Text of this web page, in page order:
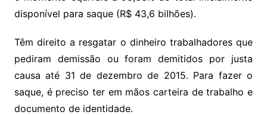
disponível para saque (R$ 43,6 bilhões).
Têm direito a resgatar o dinheiro trabalhadores que
pediram demissão ou foram demitidos por justa
causa até 31 de dezembro de 2015. Para fazer o
saque, é preciso ter em mãos carteira de trabalho e
documento de identidade.